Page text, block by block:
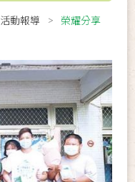
活動報導 榮耀分享